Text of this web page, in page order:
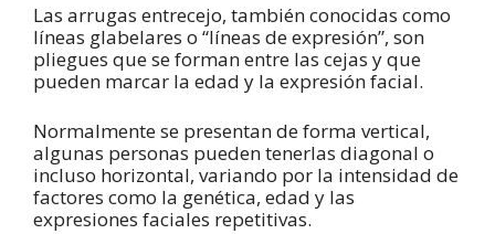
Las arrugas entrecejo, también conocidas como
líneas glabelares o “líneas de expresión”, son
pliegues que se forman entre las cejas y que
pueden marcar la edad y la expresión facial.
Normalmente se presentan de forma vertical,
algunas personas pueden tenerlas diagonal o
incluso horizontal, variando por la intensidad de
factores como la genética, edad y las
expresiones faciales repetitivas.